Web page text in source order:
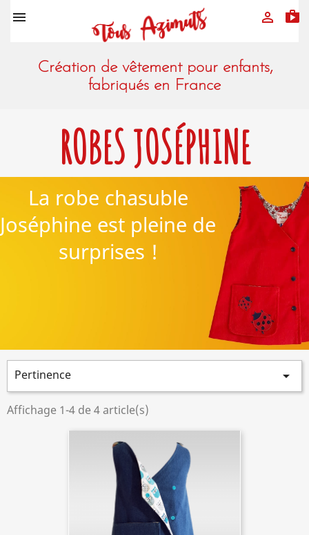
 
Création de vêtement pour enfants,
fabriqués en France
ROBES JOSÉPHINE
La robe chasuble
Joséphine est pleine de
surprises !
Pertinence 
Affichage 1-4 de 4 article(s)